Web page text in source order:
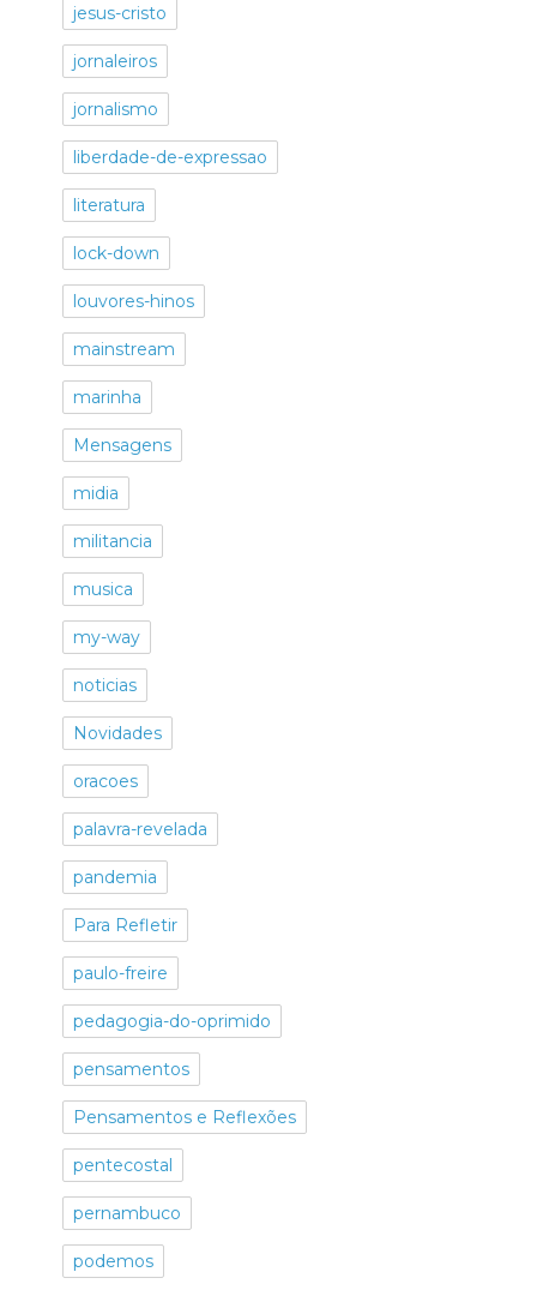
jesus-cristo
jornaleiros
jornalismo
liberdade-de-expressao
literatura
lock-down
louvores-hinos
mainstream
marinha
Mensagens
midia
militancia
musica
my-way
noticias
Novidades
oracoes
palavra-revelada
pandemia
Para Refletir
paulo-freire
pedagogia-do-oprimido
pensamentos
Pensamentos e Reflexões
pentecostal
pernambuco
podemos